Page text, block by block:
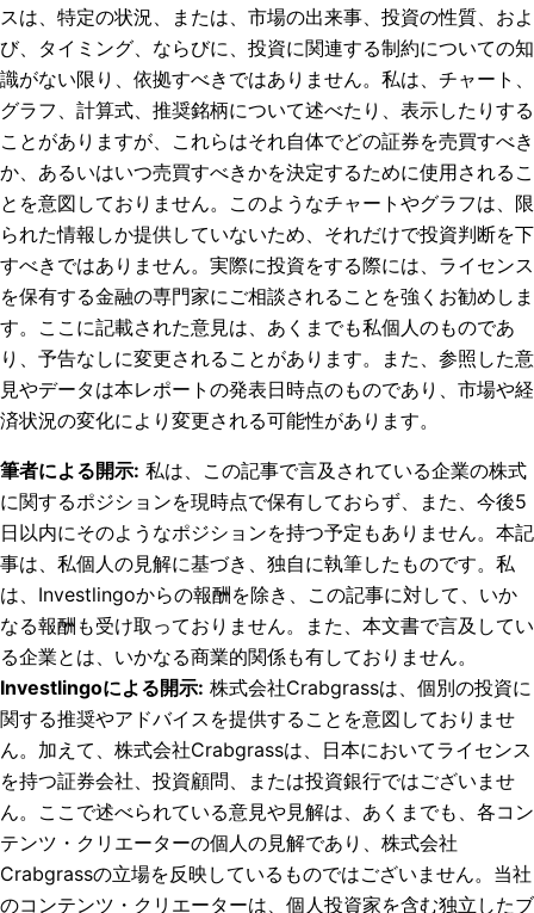
スは、特定の状況、または、市場の出来事、投資の性質、およ
び、タイミング、ならびに、投資に関連する制約についての知
識がない限り、依拠すべきではありません。私は、チャート、
グラフ、計算式、推奨銘柄について述べたり、表示したりする
ことがありますが、これらはそれ自体でどの証券を売買すべき
か、あるいはいつ売買すべきかを決定するために使用されるこ
とを意図しておりません。このようなチャートやグラフは、限
られた情報しか提供していないため、それだけで投資判断を下
すべきではありません。実際に投資をする際には、ライセンス
を保有する金融の専門家にご相談されることを強くお勧めしま
す。ここに記載された意見は、あくまでも私個人のものであ
り、予告なしに変更されることがあります。また、参照した意
見やデータは本レポートの発表日時点のものであり、市場や経
済状況の変化により変更される可能性があります。
筆者による開示: 私は、この記事で言及されている企業の株式
に関するポジションを現時点で保有しておらず、また、今後5
日以内にそのようなポジションを持つ予定もありません。 本記
事は、私個人の見解に基づき、独自に執筆したものです。私
は、Investlingoからの報酬を除き、この記事に対して、いか
なる報酬も受け取っておりません。また、本文書で言及してい
る企業とは、いかなる商業的関係も有しておりません。
Investlingoによる開示: 株式会社Crabgrassは、個別の投資に
関する推奨やアドバイスを提供することを意図しておりませ
ん。加えて、株式会社Crabgrassは、日本においてライセンス
を持つ証券会社、投資顧問、または投資銀行ではございませ
ん。ここで述べられている意見や見解は、あくまでも、各コン
テンツ・クリエーターの個人の見解であり、株式会社
Crabgrassの立場を反映しているものではございません。当社
のコンテンツ・クリエーターは、個人投資家を含む独立したブ